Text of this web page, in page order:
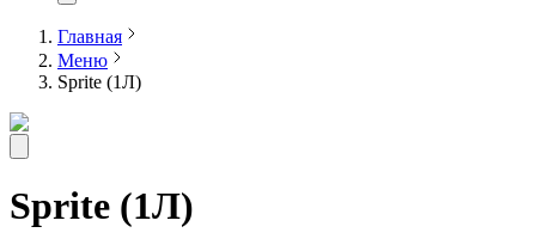
Главная
Меню
Sprite (1Л)
Sprite (1Л)